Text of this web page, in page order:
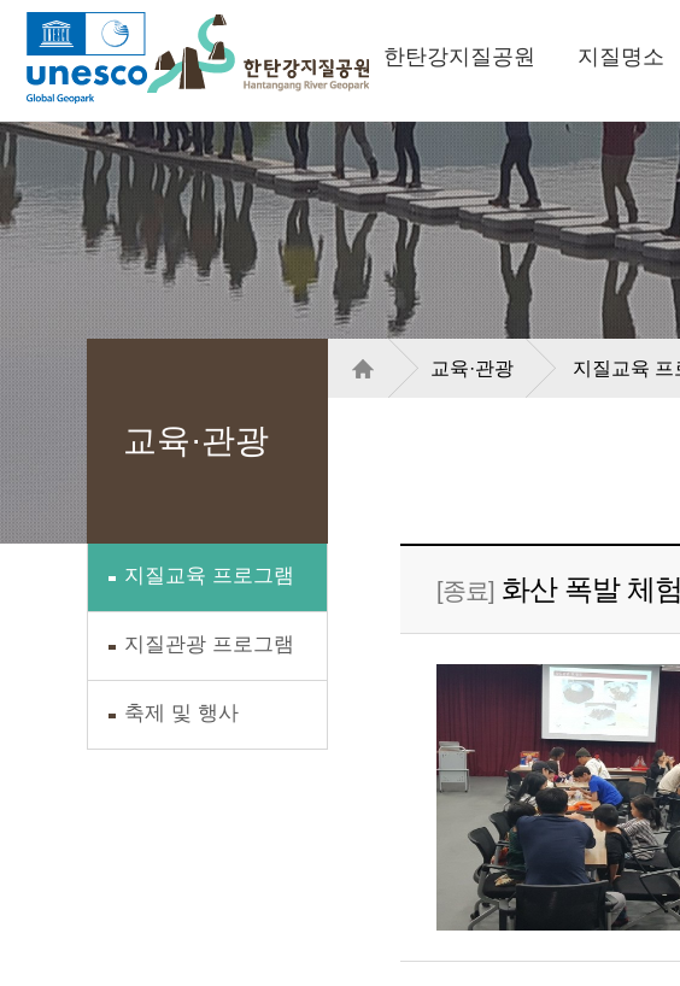
한탄강지질공원 지질명소
교육·관광
지질교육 프로그램
지질관광 프로그램
축제 및 행사
교육·관광 지질교육 프
[종료] 화산 폭발 체험